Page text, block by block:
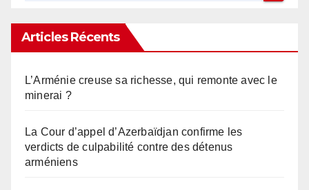
Articles Récents
L’Arménie creuse sa richesse, qui remonte avec le
minerai ?
La Cour d’appel d’Azerbaïdjan confirme les
verdicts de culpabilité contre des détenus
arméniens